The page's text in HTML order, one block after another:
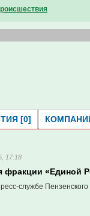
[0]
17:18
фракции «Единой
службе